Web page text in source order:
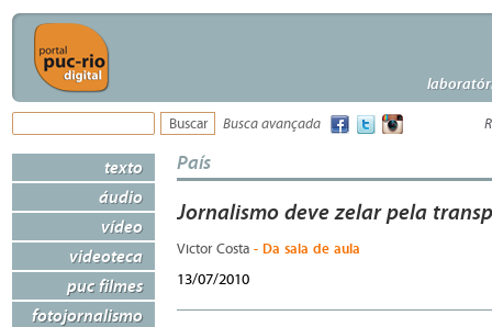
Busca avançada
texto
áudio
vídeo
videoteca
puc filmes
fotojornalismo
País
Jornalismo deve zelar pela
Victor Costa - Da sala de aula
13/07/2010